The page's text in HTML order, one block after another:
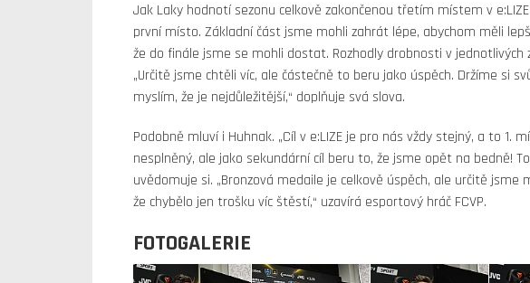
Jak Laky hodnotí sezonu celkově zakončenou třetím místem v
první místo. Základní část jsme mohli zahrát lépe, abychom měli
že do finále jsme se mohli dostat. Rozhodly drobnosti v jednotlivých
„Určitě jsme chtěli víc, ale částečně to beru jako úspěch. Držíme si
myslím, že je nejdůležitější,“ doplňuje svá slova.
Podobně mluví i Huhnak. „Cíl v e:LIZE je pro nás vždy stejný, a to 1.
nesplněný, ale jako sekundární cíl beru to, že jsme opět na bedně!
uvědomuje si. „Bronzová medaile je celkově úspěch, ale určitě
že chybělo jen trošku víc štěstí,“ uzavírá esportový hráč FCVP.
FOTOGALERIE